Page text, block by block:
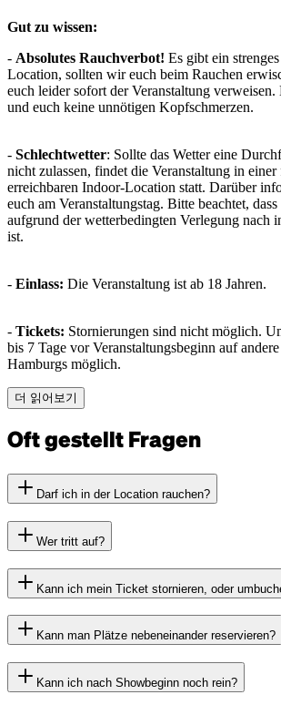
Gut zu wissen:
- Absolutes Rauchverbot! Es gibt ein
Location, sollten wir euch beim Rauchen
euch leider sofort der Veranstaltung verweisen.
und euch keine unnötigen Kopfschmerzen.
- Schlechtwetter: Sollte das Wetter eine
nicht zulassen, findet die Veranstaltung in
erreichbaren Indoor-Location statt. Darüber
euch am Veranstaltungstag. Bitte beachtet,
aufgrund der wetterbedingten Verlegung nach
ist.
- Einlass: Die Veranstaltung ist ab 18 Jahren.
- Tickets: Stornierungen sind nicht möglich.
bis 7 Tage vor Veranstaltungsbeginn auf
Hamburgs möglich.
더 읽어보기
Oft gestellt Fragen
Darf ich in der Location rauchen?
Wer tritt auf?
Kann ich mein Ticket stornieren, oder
Kann man Plätze nebeneinander reservieren?
Kann ich nach Showbeginn noch rein?